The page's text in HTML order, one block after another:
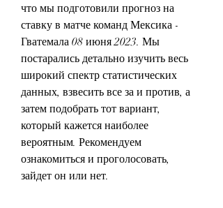
что мы подготовили прогноз на
ставку в матче команд Мексика -
Гватемала 08 июня 2023. Мы
постарались детально изучить весь
широкий спектр статистических
данных, взвесить все за и против, а
затем подобрать тот вариант,
который кажется наиболее
вероятным. Рекомендуем
ознакомиться и проголосовать,
зайдет он или нет.